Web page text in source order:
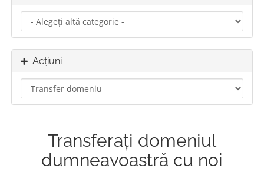
Acțiuni
Transferați domeniul
dumneavoastră cu noi